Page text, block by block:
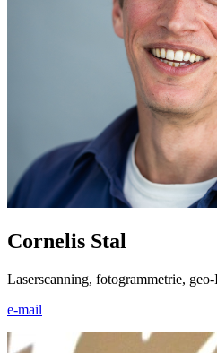
Cornelis Stal
Laserscanning, fotogrammetrie,
e-mail